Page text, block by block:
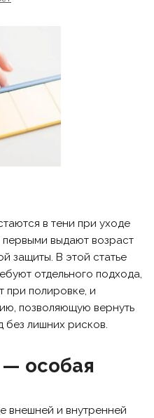
в тени при уходе
выдают возраст
защиты. В этой статье
отдельного подхода,
при полировке, и
позволяющую вернуть
без лишних рисков.
особая
внешней и внутренней